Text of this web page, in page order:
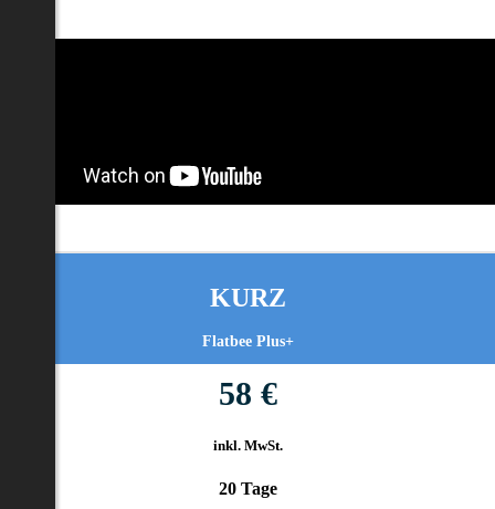
KURZ
Flatbee Plus+
58 €
inkl. MwSt.
20 Tage